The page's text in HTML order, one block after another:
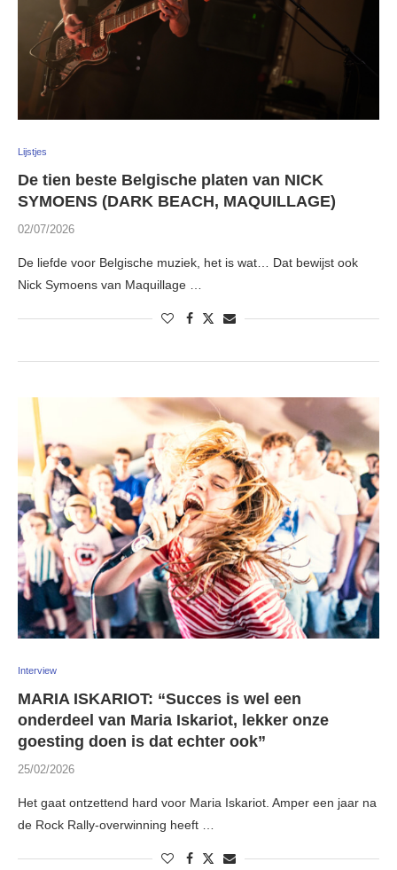
Lijstjes
De tien beste Belgische platen van NICK
SYMOENS (DARK BEACH, MAQUILLAGE)
02/07/2026
De liefde voor Belgische muziek, het is wat… Dat bewijst ook
Nick Symoens van Maquillage …
Interview
MARIA ISKARIOT: “Succes is wel een
onderdeel van Maria Iskariot, lekker onze
goesting doen is dat echter ook”
25/02/2026
Het gaat ontzettend hard voor Maria Iskariot. Amper een jaar na
de Rock Rally-overwinning heeft …